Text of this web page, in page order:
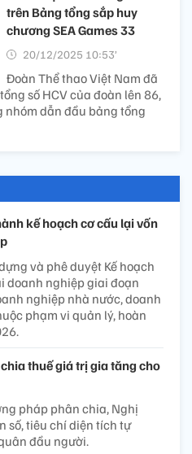
trên Bảng tổng sắp huy
chương SEA Games 33
20/12/2025 10:53’
Đoàn Thể thao Việt Nam đã
số HCV của đoàn lên 86,
dẫn đầu bảng tổng
kế hoạch cơ cấu lại vốn
và phê duyệt Kế hoạch
doanh nghiệp giai đoạn
nghiệp nhà nước, doanh
phạm vi quản lý, hoàn
thuế giá trị gia tăng cho
pháp phân chia, Nghị
số, tiêu chí diện tích tự
đầu người.